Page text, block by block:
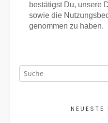
bestätigst Du, unsere
sowie die
genommen zu haben.
NEUESTE